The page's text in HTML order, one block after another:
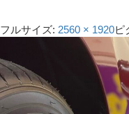
フルサイズ: 2560 × 1920ピ